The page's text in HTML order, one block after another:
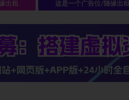
出租 这是一个广告位/随缘出租